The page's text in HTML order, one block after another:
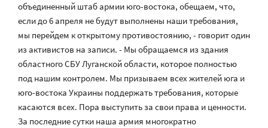
объединенный штаб армии юго-востока, обещаем, что,
если до 6 апреля не будут выполнены наши требования,
мы перейдем к открытому противостоянию, - говорит один
из активистов на записи. - Мы обращаемся из здания
областного СБУ Луганской области, которое полностью
под нашим контролем. Мы призываем всех жителей юга и
юго-востока Украины поддержать требования, которые
касаются всех. Пора выступить за свои права и ценности.
За последние сутки наша армия многократно